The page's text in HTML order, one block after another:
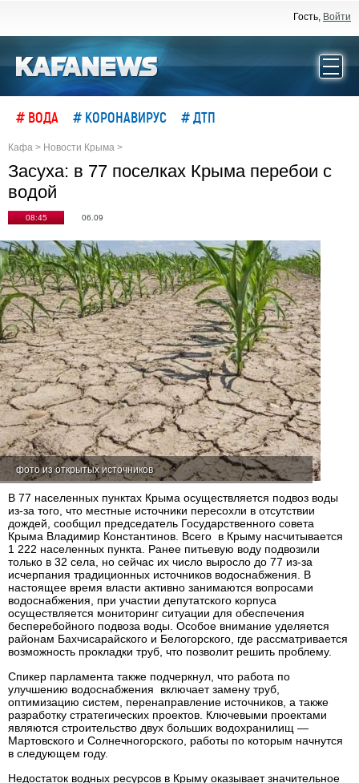
Гость, Войти
# ВОДА # КОРОНАВИРУС # ДТП
Кафа > Новости Крыма >
Засуха: в 77 поселках Крыма перебои с
водой
08:45 06.09
фото из открытых источников
В 77 населенных пунктах Крыма осуществляется подвоз воды
из-за того, что местные источники пересохли в отсутствии
дождей, сообщил председатель Государственного совета
Крыма Владимир Константинов. Всего в Крыму насчитывается
1 222 населенных пункта. Ранее питьевую воду подвозили
только в 32 села, но сейчас их число выросло до 77 из-за
исчерпания традиционных источников водоснабжения. В
настоящее время власти активно занимаются вопросами
водоснабжения, при участии депутатского корпуса
осуществляется мониторинг ситуации для обеспечения
бесперебойного подвоза воды. Особое внимание уделяется
районам Бахчисарайского и Белогорского, где рассматривается
возможность прокладки труб, что позволит решить проблему.
Спикер парламента также подчеркнул, что работа по
улучшению водоснабжения включает замену труб,
оптимизацию систем, перенаправление источников, а также
разработку стратегических проектов. Ключевыми проектами
являются строительство двух больших водохранилищ —
Мартовского и Солнечногорского, работы по которым начнутся
в следующем году.
Недостаток водных ресурсов в Крыму оказывает значительное